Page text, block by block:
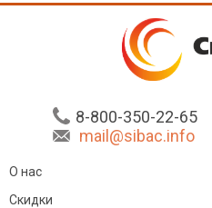
8-800-350-22-65
mail@sibac.info
О нас
Скидки